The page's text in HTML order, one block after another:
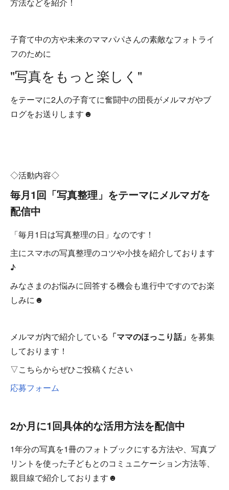
子育て中の方や未来のママパパさんの素敵なフォトライ
フのために
"写真をもっと楽しく"
をテーマに2人の子育てに奮闘中の団長がメルマガやブ
ログをお送りします☻
◇活動内容◇
毎月1回「写真整理」をテーマにメルマガを
配信中
「毎月1日は写真整理の日」なのです！
主にスマホの写真整理のコツや小技を紹介しております
♪
みなさまのお悩みに回答する機会も進行中ですのでお楽
しみに☻
メルマガ内で紹介している 「ママのほっこり話」 を募集
しております！
▽こちらからぜひご投稿ください
応募フォーム
2か月に1回具体的な活用方法を配信中
1年分の写真を1冊のフォトブックにする方法や、写真プ
リントを使った子どもとのコミュニケーション方法等、
親目線で紹介しております☻